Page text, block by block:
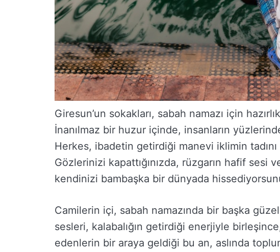
Giresun’un sokakları, sabah namazı için
İnanılmaz bir huzur içinde, insanların
Herkes, ibadetin getirdiği manevi iklimin tadını
Gözlerinizi kapattığınızda, rüzgarın hafif sesi ve
kendinizi bambaşka bir dünyada
Camilerin içi, sabah namazında bir başka
sesleri, kalabalığın getirdiği enerjiyle
edenlerin bir araya geldiği bu an, aslında